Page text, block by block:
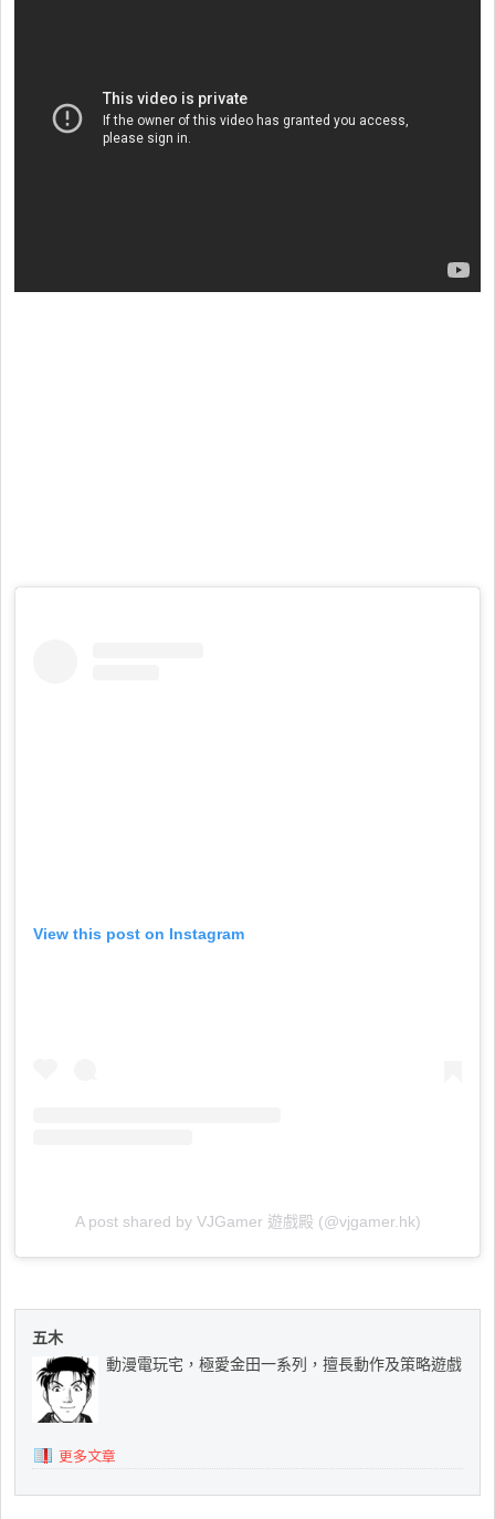
View this post on Instagram
A post shared by VJGamer 遊戲殿 (@vjgamer.hk)
五木
動漫電玩宅，極愛金田一系列，擅長動作及策略遊戲
更多文章